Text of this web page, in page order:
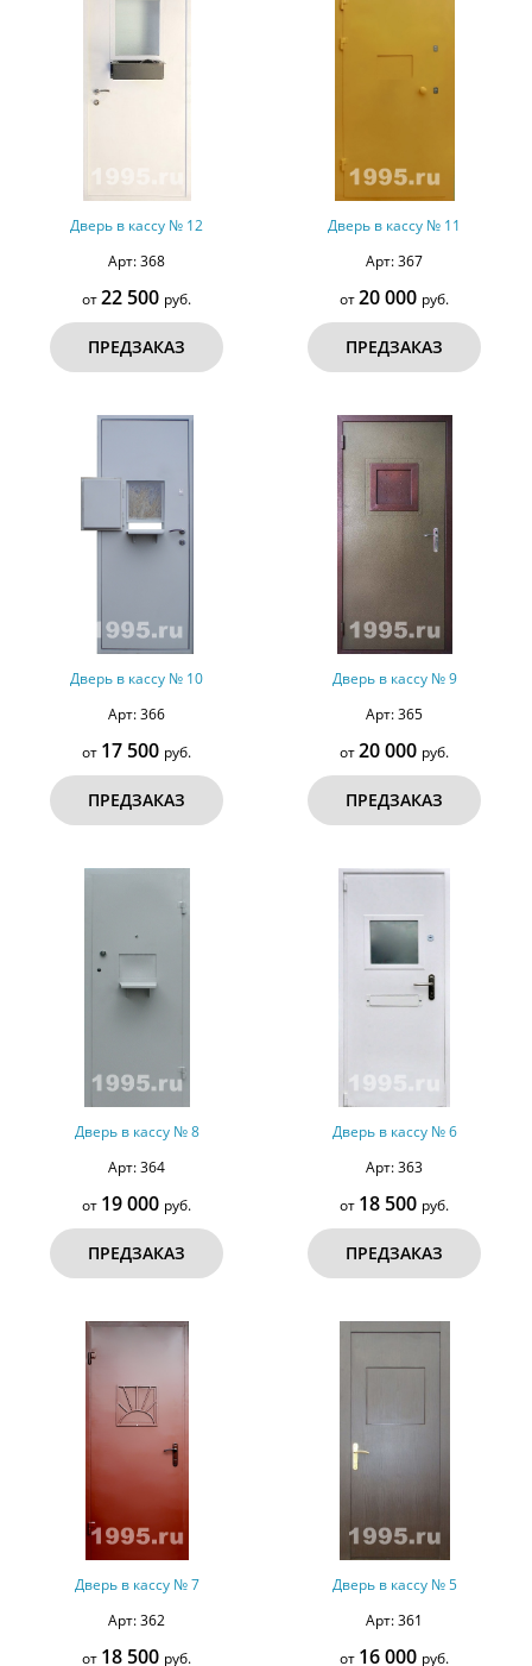
Дверь в кассу № 12
Арт: 368
от22 500 руб.
ПРЕДЗАКАЗ
Дверь в кассу № 11
Арт: 367
от20 000 руб.
ПРЕДЗАКАЗ
Дверь в кассу № 10
Арт: 366
от 17 500 руб.
ПРЕДЗАКАЗ
Дверь в кассу № 9
Арт: 365
от20 000 руб.
ПРЕДЗАКАЗ
Дверь в кассу № 8
Арт: 364
от 19 000 руб.
ПРЕДЗАКАЗ
Дверь в кассу № 6
Арт: 363
от 18 500 руб.
ПРЕДЗАКАЗ
Дверь в кассу № 7
Арт: 362
от 18 500 руб.
Дверь в кассу № 5
Арт: 361
от 16 000 руб.